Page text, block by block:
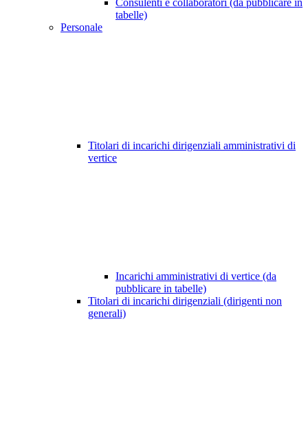
Consulenti e collaboratori (da pubblicare in
tabelle)
Personale
Titolari di incarichi dirigenziali amministrativi di
vertice
Incarichi amministrativi di vertice (da
pubblicare in tabelle)
Titolari di incarichi dirigenziali (dirigenti non
generali)